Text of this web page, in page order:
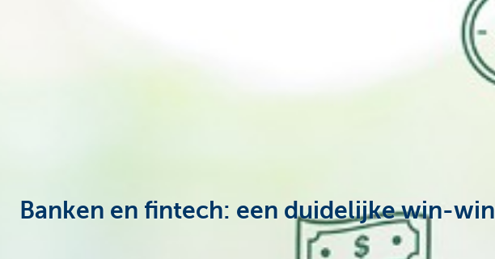
Banken en fintech: een duidelijke win-win